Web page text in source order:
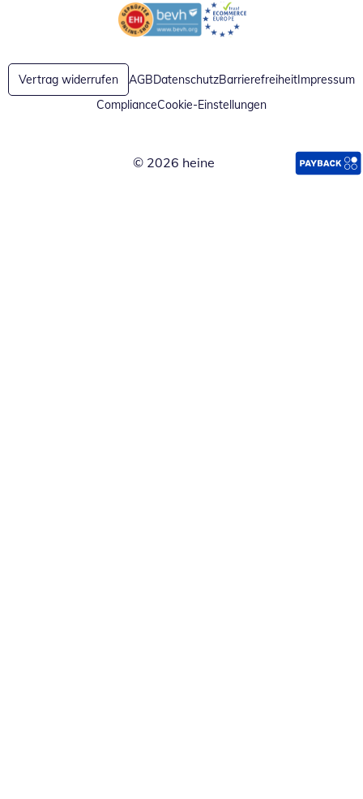
Öffnet in neuem FensterÖffnet in neuem Fenster
Vertrag widerrufen AGBDatenschutzBarrierefreiheitImpressum
ComplianceCookie-Einstellungen
© 2026 heine